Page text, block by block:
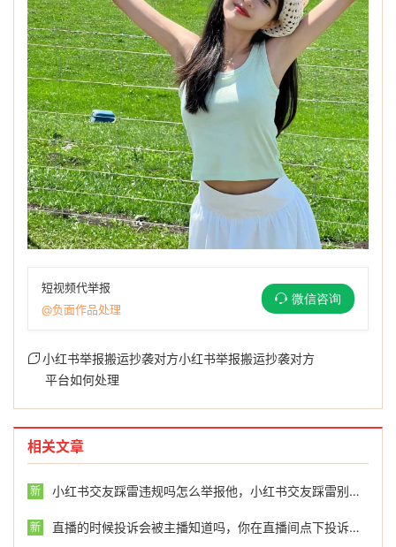
短视频代举报
@负面作品处理
微信咨询
小红书举报搬运抄袭对方小红书举报搬运抄袭对方
平台如何处理
相关文章
新 小红书交友踩雷违规吗怎么举报他，小红书交友踩雷别慌张，这份维权与举报指南请收好
新 直播的时候投诉会被主播知道吗，你在直播间点下投诉后，主播真的能看到是你吗？